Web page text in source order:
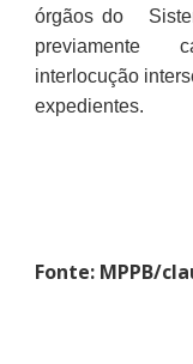
órgãos do
previamente
interlocução
expedientes.
Fonte: MPPB/